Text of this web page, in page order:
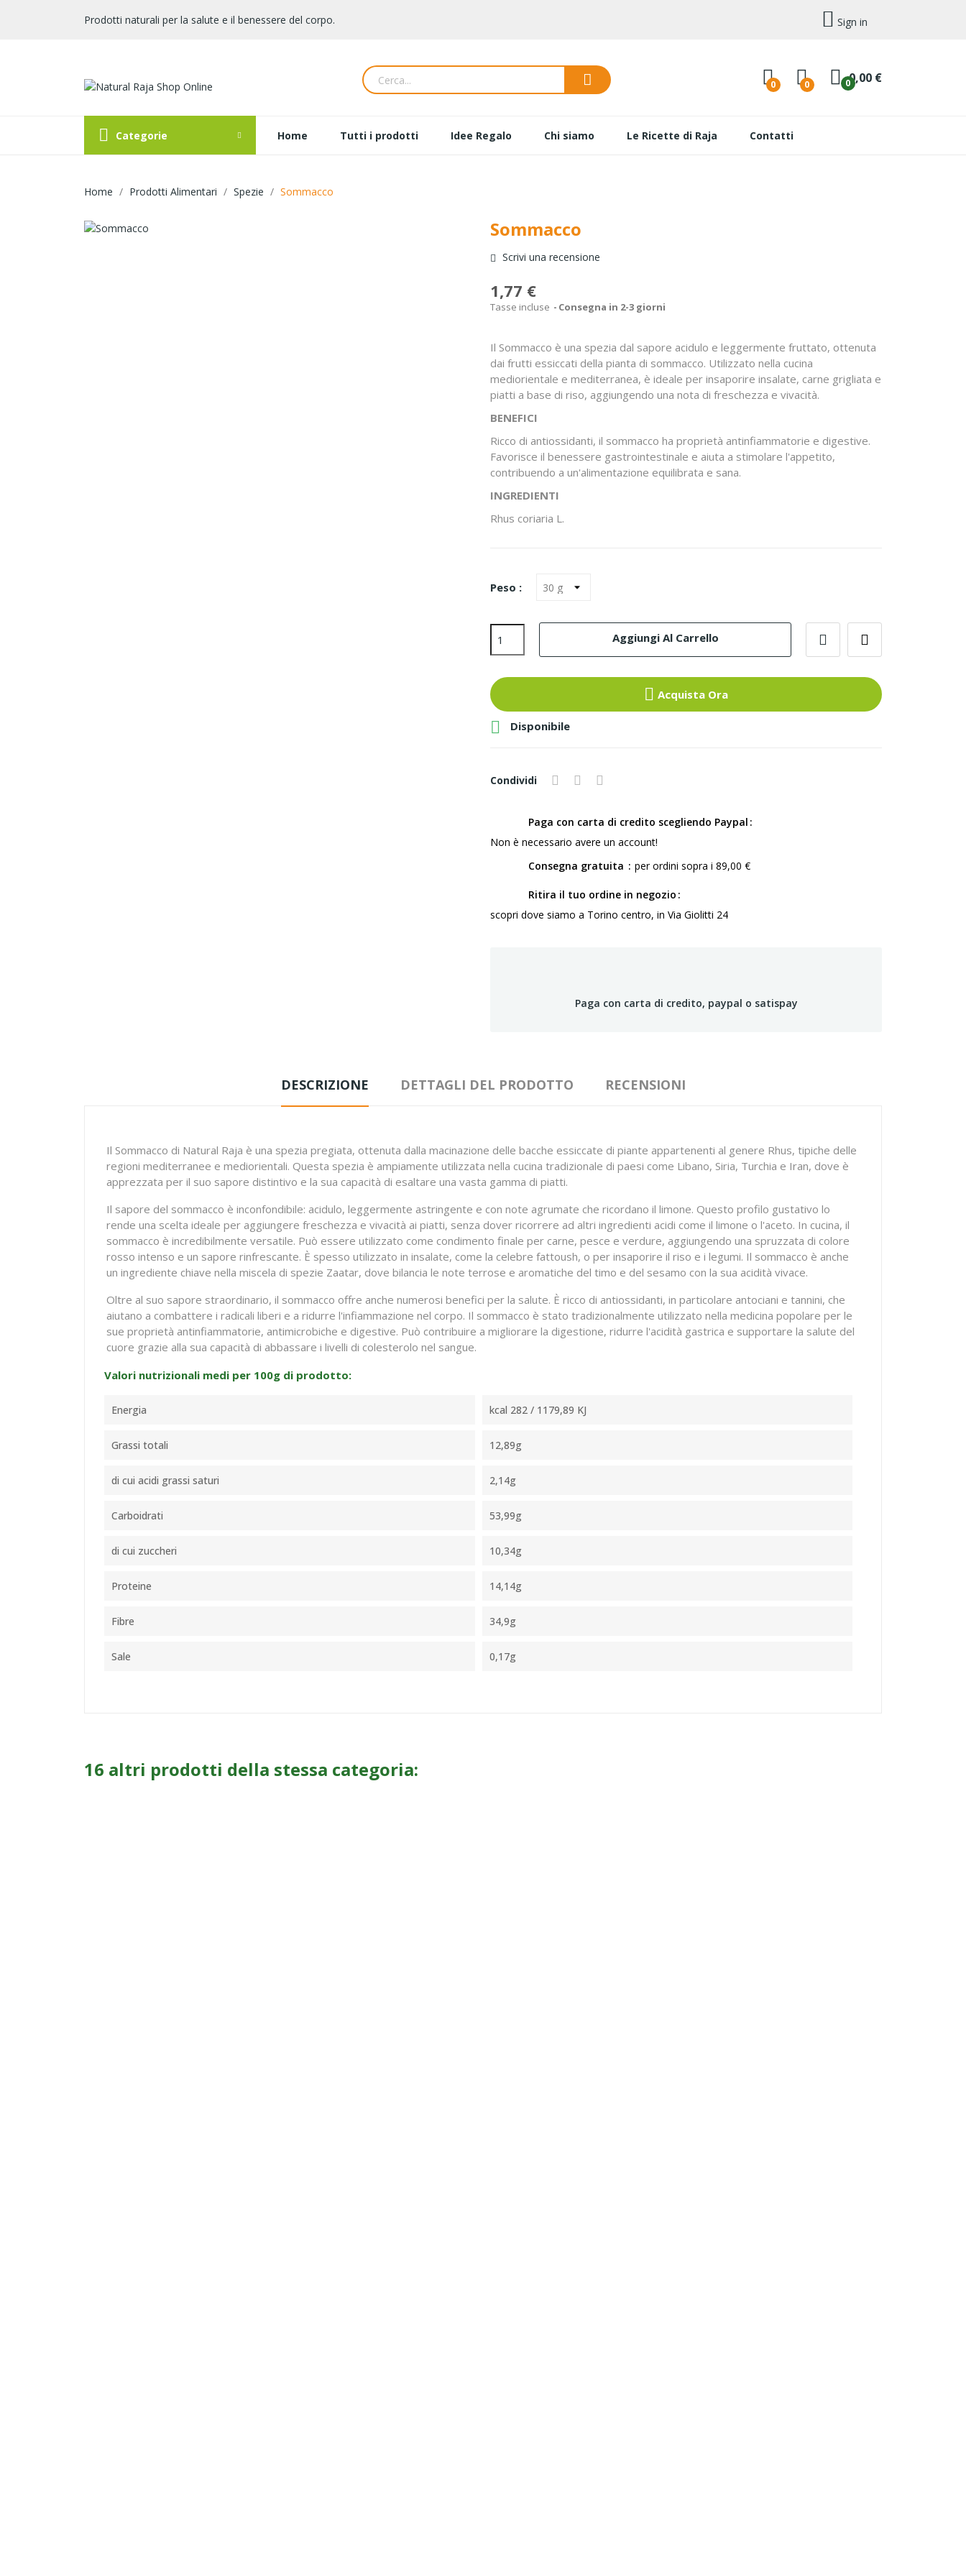
Prodotti naturali per la salute e il benessere del corpo. Sign in
0 0 0,00 €
0
Categorie Home Tutti i prodotti Idee Regalo Chi siamo Le Ricette di Raja Contatti
Home Prodotti Alimentari Spezie Sommacco
Sommacco
Scrivi una recensione
1,77 €
Tasse incluse Consegna in 2-3 giorni
Il Sommacco è una spezia dal sapore acidulo e leggermente fruttato, ottenuta
dai frutti essiccati della pianta di sommacco. Utilizzato nella cucina
mediorientale e mediterranea, è ideale per insaporire insalate, carne grigliata e
piatti a base di riso, aggiungendo una nota di freschezza e vivacità.
BENEFICI
Ricco di antiossidanti, il sommacco ha proprietà antinfiammatorie e digestive.
Favorisce il benessere gastrointestinale e aiuta a stimolare l'appetito,
contribuendo a un'alimentazione equilibrata e sana.
INGREDIENTI
Rhus coriaria L.
Peso :
Aggiungi Al Carrello
Acquista Ora
 Disponibile
Condividi
Paga con carta di credito scegliendo Paypal
Non è necessario avere un account!
Consegna gratuita
per ordini sopra i 89,00 €
Ritira il tuo ordine in negozio
scopri dove siamo a Torino centro, in Via Giolitti 24
Paga con carta di credito, paypal o satispay
DESCRIZIONE DETTAGLI DEL PRODOTTO RECENSIONI
Il Sommacco di Natural Raja è una spezia pregiata, ottenuta dalla macinazione delle bacche essiccate di piante appartenenti al genere Rhus, tipiche delle
regioni mediterranee e mediorientali. Questa spezia è ampiamente utilizzata nella cucina tradizionale di paesi come Libano, Siria, Turchia e Iran, dove è
apprezzata per il suo sapore distintivo e la sua capacità di esaltare una vasta gamma di piatti.
Il sapore del sommacco è inconfondibile: acidulo, leggermente astringente e con note agrumate che ricordano il limone. Questo profilo gustativo lo
rende una scelta ideale per aggiungere freschezza e vivacità ai piatti, senza dover ricorrere ad altri ingredienti acidi come il limone o l'aceto. In cucina, il
sommacco è incredibilmente versatile. Può essere utilizzato come condimento finale per carne, pesce e verdure, aggiungendo una spruzzata di colore
rosso intenso e un sapore rinfrescante. È spesso utilizzato in insalate, come la celebre fattoush, o per insaporire il riso e i legumi. Il sommacco è anche
un ingrediente chiave nella miscela di spezie Zaatar, dove bilancia le note terrose e aromatiche del timo e del sesamo con la sua acidità vivace.
Oltre al suo sapore straordinario, il sommacco offre anche numerosi benefici per la salute. È ricco di antiossidanti, in particolare antociani e tannini, che
aiutano a combattere i radicali liberi e a ridurre l'infiammazione nel corpo. Il sommacco è stato tradizionalmente utilizzato nella medicina popolare per le
sue proprietà antinfiammatorie, antimicrobiche e digestive. Può contribuire a migliorare la digestione, ridurre l'acidità gastrica e supportare la salute del
cuore grazie alla sua capacità di abbassare i livelli di colesterolo nel sangue.
Valori nutrizionali medi per 100g di prodotto:
Energia kcal 282 / 1179,89 KJ
Grassi totali 12,89g
di cui acidi grassi saturi 2,14g
Carboidrati 53,99g
di cui zuccheri 10,34g
Proteine 14,14g
Fibre 34,9g
Sale 0,17g
16 altri prodotti della stessa categoria: